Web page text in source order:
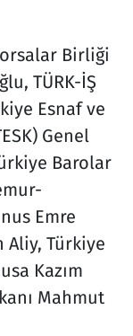
Birliği
TÜRK-İŞ
Esnaf ve
Genel
Barolar
Emre
Aliy, Türkiye
Kazım
Mahmut